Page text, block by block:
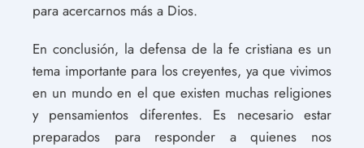
para acercarnos más a Dios.
En conclusión, la defensa de la fe cristiana es un
tema importante para los creyentes, ya que vivimos
en un mundo en el que existen muchas religiones
y pensamientos diferentes. Es necesario estar
preparados para responder a quienes nos